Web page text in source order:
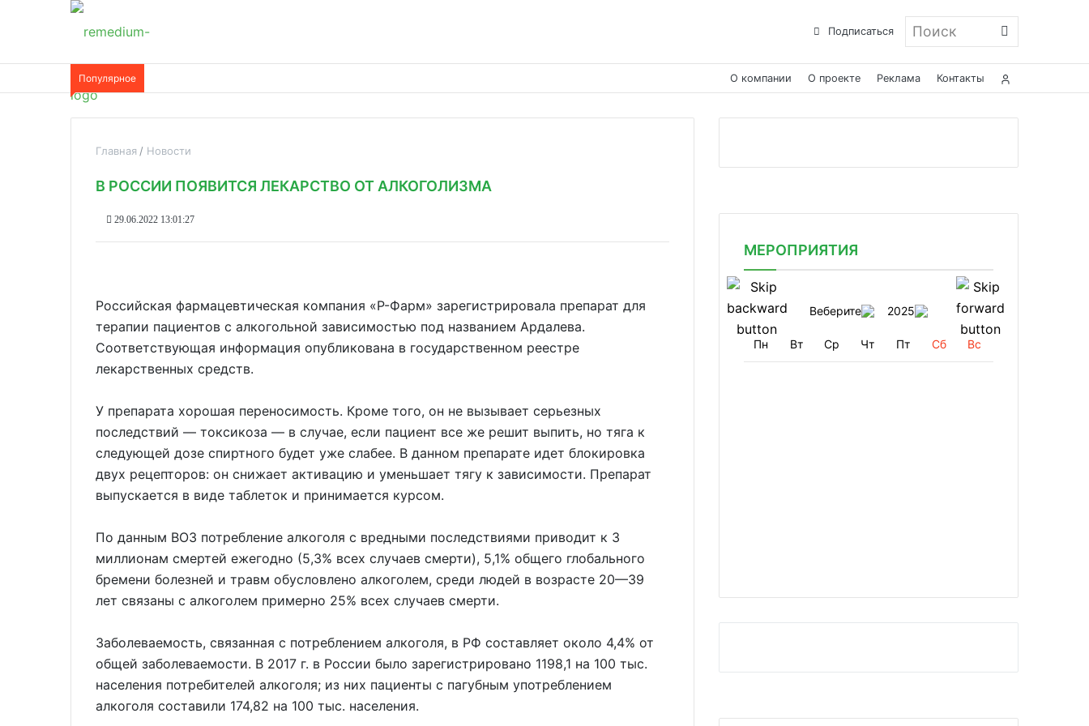
Подписаться Поиск
Популярное О компании О проекте Реклама Контакты
Главная Новости
В РОССИИ ПОЯВИТСЯ ЛЕКАРСТВО ОТ АЛКОГОЛИЗМА
29.06.2022 13:01:27
Российская фармацевтическая компания «Р-Фарм» зарегистрировала препарат для
терапии пациентов с алкогольной зависимостью под названием Ардалева.
Соответствующая информация опубликована в государственном реестре
лекарственных средств.
У препарата хорошая переносимость. Кроме того, он не вызывает серьезных
последствий — токсикоза — в случае, если пациент все же решит выпить, но тяга к
следующей дозе спиртного будет уже слабее. В данном препарате идет блокировка
двух рецепторов: он снижает активацию и уменьшает тягу к зависимости. Препарат
выпускается в виде таблеток и принимается курсом.
По данным ВОЗ потребление алкоголя с вредными последствиями приводит к 3
миллионам смертей ежегодно (5,3% всех случаев смерти), 5,1% общего глобального
бремени болезней и травм обусловлено алкоголем, среди людей в возрасте 20—39
лет связаны с алкоголем примерно 25% всех случаев смерти.
Заболеваемость, связанная с потреблением алкоголя, в РФ составляет около 4,4% от
общей заболеваемости. В 2017 г. в России было зарегистрировано 1198,1 на 100 тыс.
населения потребителей алкоголя; из них пациенты с пагубным употреблением
алкоголя составили 174,82 на 100 тыс. населения.
МЕРОПРИЯТИЯ
Веберите 2025
Пн Вт Ср Чт Пт Сб Вс